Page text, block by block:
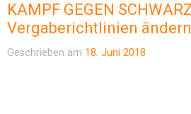
KAMPF GEGEN
Vergaberichtlinien
Geschrieben am 18. Juni 2018